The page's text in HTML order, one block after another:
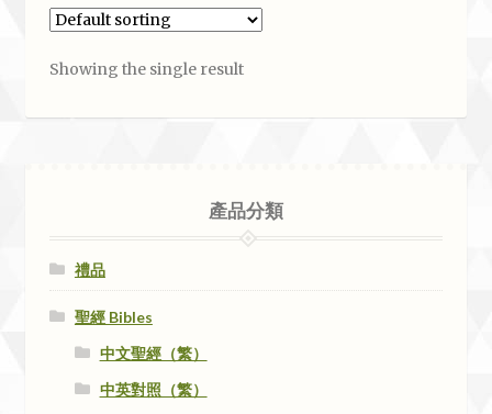
Showing the single result
產品分類
禮品
聖經 Bibles
中文聖經（繁）
中英對照（繁）